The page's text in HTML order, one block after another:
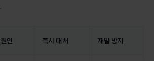
인 즉시 대처 재발 방지